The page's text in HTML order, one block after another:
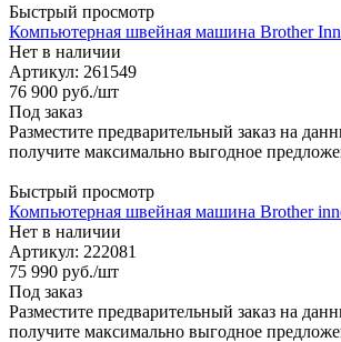
Быстрый просмотр
Компьютерная швейная машина Brother
Нет в наличии
Артикул: 261549
76 900 руб./шт
Под заказ
Разместите предварительный заказ на
получите максимально выгодное
Быстрый просмотр
Компьютерная швейная машина Brother
Нет в наличии
Артикул: 222081
75 990 руб./шт
Под заказ
Разместите предварительный заказ на
получите максимально выгодное